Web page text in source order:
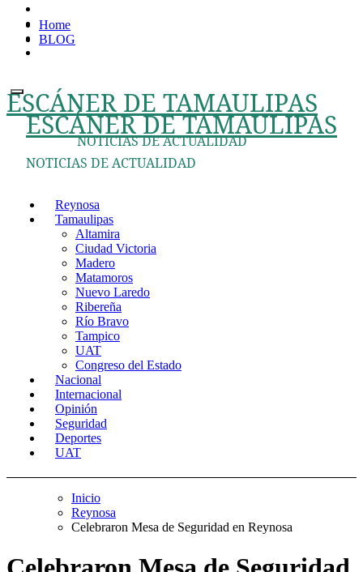
contenido
Home
BLOG
ESCÁNER DE TAMAULIPAS
NOTICIAS DE ACTUALIDAD
ESCÁNER DE TAMAULIPAS
NOTICIAS DE ACTUALIDAD
Reynosa
Tamaulipas
Altamira
Ciudad Victoria
Madero
Matamoros
Nuevo Laredo
Ribereña
Río Bravo
Tampico
UAT
Congreso del Estado
Nacional
Internacional
Opinión
Seguridad
Deportes
UAT
Inicio
Reynosa
Celebraron Mesa de Seguridad en Reynosa